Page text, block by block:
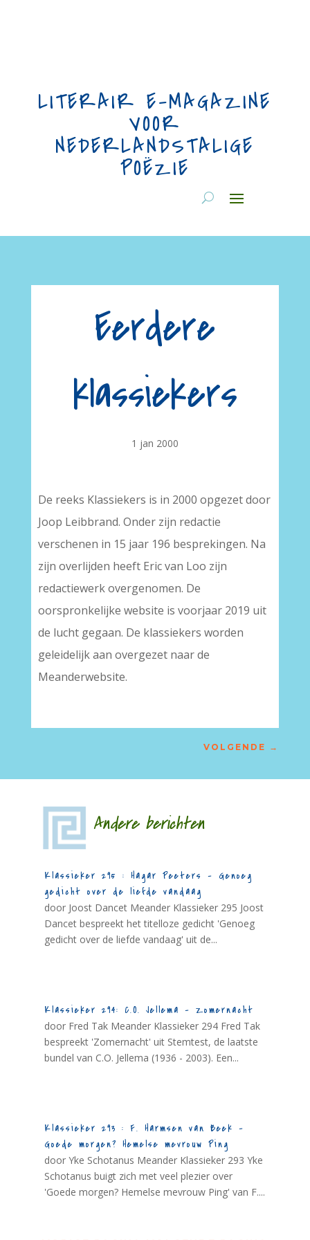
LITERAIR E-MAGAZINE
VOOR
NEDERLANDSTALIGE
POËZIE
Eerdere
klassiekers
1 jan 2000
De reeks Klassiekers is in 2000 opgezet door
Joop Leibbrand. Onder zijn redactie
verschenen in 15 jaar 196 besprekingen. Na
zijn overlijden heeft Eric van Loo zijn
redactiewerk overgenomen. De
oorspronkelijke website is voorjaar 2019 uit
de lucht gegaan. De klassiekers worden
geleidelijk aan overgezet naar de
Meanderwebsite.
VOLGENDE →
Andere berichten
Klassieker 295 : Hagar Peeters – Genoeg
gedicht over de liefde vandaag
door Joost Dancet Meander Klassieker 295 Joost
Dancet bespreekt het titelloze gedicht 'Genoeg
gedicht over de liefde vandaag' uit de...
Klassieker 294: C.O. Jellema – Zomernacht
door Fred Tak Meander Klassieker 294 Fred Tak
bespreekt 'Zomernacht' uit Stemtest, de laatste
bundel van C.O. Jellema (1936 - 2003). Een...
Klassieker 293 : F. Harmsen van Beek –
Goede morgen? Hemelse mevrouw Ping
door Yke Schotanus Meander Klassieker 293 Yke
Schotanus buigt zich met veel plezier over
'Goede morgen? Hemelse mevrouw Ping' van F....